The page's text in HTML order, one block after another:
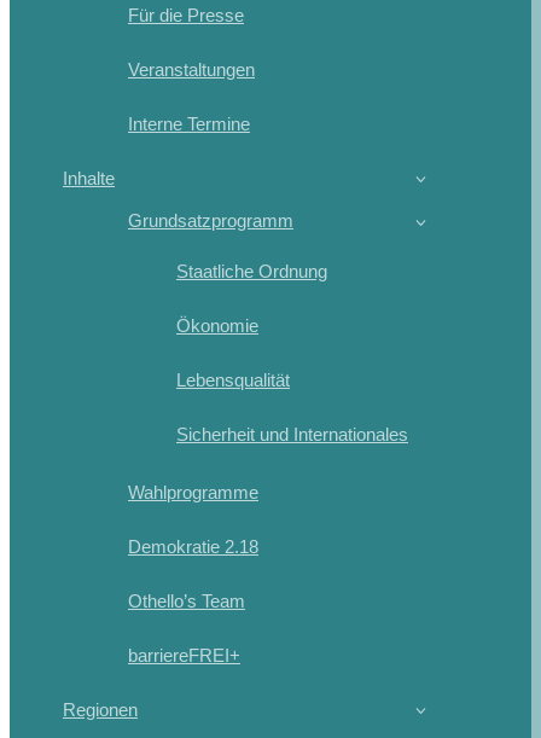
Für die Presse
Veranstaltungen
Interne Termine
Inhalte
Grundsatzprogramm
Staatliche Ordnung
Ökonomie
Lebensqualität
Sicherheit und Internationales
Wahlprogramme
Demokratie 2.18
Othello’s Team
barriereFREI+
Regionen